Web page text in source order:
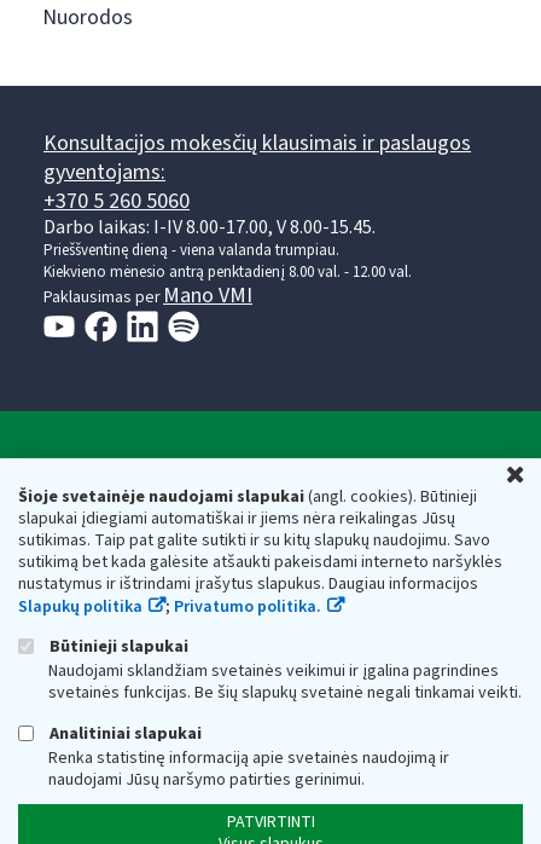
Šioje svetainėje naudojami slapukai(angl. cookies). Būtinieji
slapukai įdiegiami automatiškai ir jiems nėra reikalingas Jūsų
sutikimas. Taip pat galite sutikti ir su kitų slapukų naudojimu. Savo
sutikimą bet kada galėsite atšaukti pakeisdami interneto naršyklės
nustatymus ir ištrindami įrašytus slapukus. Daugiau informacijos
Slapukų politika
; Privatumo politika.
Būtinieji slapukai
Naudojami sklandžiam svetainės veikimui ir įgalina pagrindines
svetainės funkcijas. Be šių slapukų svetainė negali tinkamai veikti.
Analitiniai slapukai
Renka statistinę informaciją apie svetainės naudojimą ir
naudojami Jūsų naršymo patirties gerinimui.
PATVIRTINTI
Nuorodos
Konsultacijos mokesčių klausimais ir paslaugos
gyventojams:
+370 5 260 5060
Darbo laikas: I-IV 8.00-17.00, V 8.00-15.45.
Prieššventinę dieną - viena valanda trumpiau.
Kiekvieno mėnesio antrą penktadienį 8.00 val. - 12.00 val.
Paklausimas per Mano VMI
Respublikos finansų ministerijos
Biudžetinė įstaiga. Juridinio asmens kodas — 188659752,
adresas: Vasario 16-osios g. 14, 01107 Vilnius, Lietuva, el.paštas:
vmi@vmi.lt, E. pristatymo dėžutės adresas 188659752
Duomenys apie Valstybinę mokesčių inspekciją prie Lietuvos
Respublikos finansų ministerijos kaupiami ir saugomi Juridinių